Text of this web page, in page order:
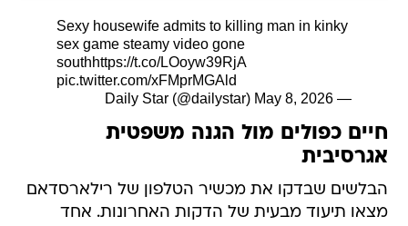
Sexy housewife admits to killing man in kinky
sex game steamy video gone
southhttps://t.co/LOoyw39RjA
pic.twitter.com/xFMprMGAld
— Daily Star (@dailystar)
May 8, 2026
חיים כפולים מול הגנה משפטית
אגרסיבית
הבלשים שבדקו את מכשיר הטלפון של רילארסדאם
מצאו תיעוד מבעית של הדקות האחרונות. אחד